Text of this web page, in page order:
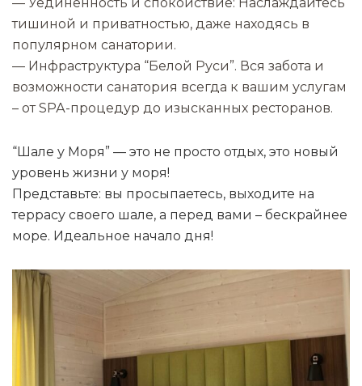
тишиной и приватностью, даже находясь в
популярном санатории.
— Инфраструктура “Белой Руси”. Вся забота и
возможности санатория всегда к вашим услугам
– от SРА-процедур до изысканных ресторанов.
“Шале у Моря” — это не просто отдых, это новый
уровень жизни у моря!
Представьте: вы просыпаетесь, выходите на
террасу своего шале, а перед вами – бескрайнее
море. Идеальное начало дня!